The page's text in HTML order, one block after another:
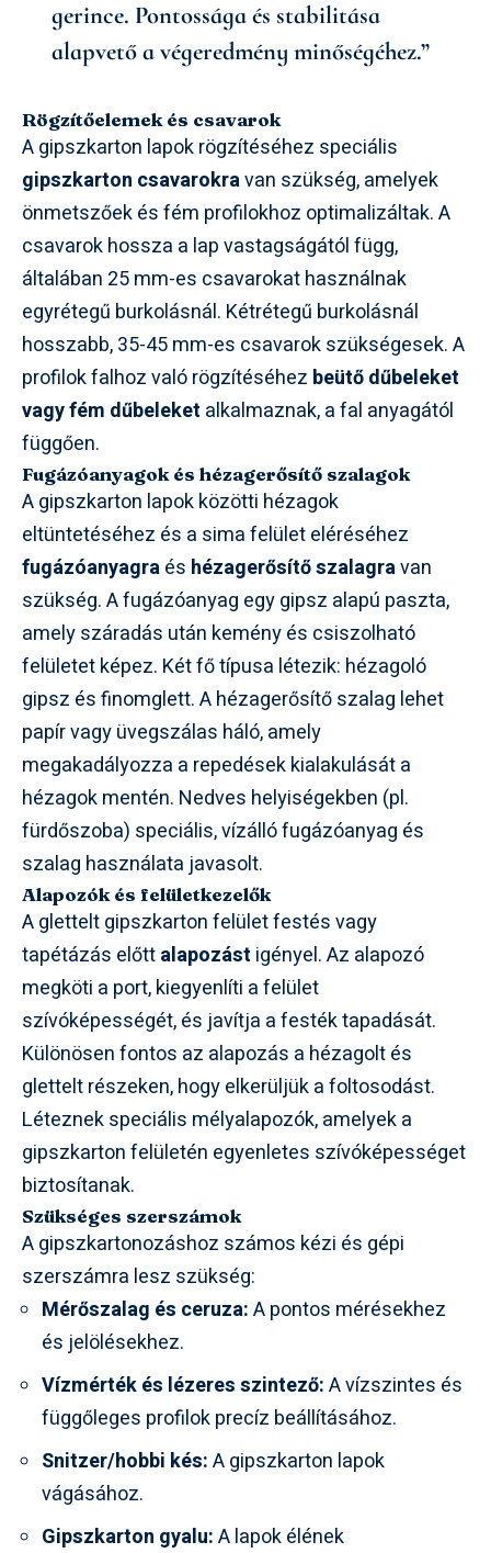
gerince. Pontossága és stabilitása
alapvető a végeredmény minőségéhez.”
Rögzítőelemek és csavarok
A gipszkarton lapok rögzítéséhez speciális
gipszkarton csavarokravan szükség, amelyek
önmetszőek és fém profilokhoz optimalizáltak. A
csavarok hossza a lap vastagságától függ,
általában 25 mm-es csavarokat használnak
egyrétegű burkolásnál. Kétrétegű burkolásnál
hosszabb, 35-45 mm-es csavarok szükségesek. A
profilok falhoz való rögzítéséhez beütő dűbeleket
vagy fém dűbeleket alkalmaznak, a fal anyagától
függően.
Fugázóanyagok és hézagerősítő szalagok
A gipszkarton lapok közötti hézagok
eltüntetéséhez és a sima felület eléréséhez
fugázóanyagraés hézagerősítő szalagravan
szükség. A fugázóanyag egy gipsz alapú paszta,
amely száradás után kemény és csiszolható
felületet képez. Két fő típusa létezik: hézagoló
gipsz és finomglett. A hézagerősítő szalag lehet
papír vagy üvegszálas háló, amely
megakadályozza a repedések kialakulását a
hézagok mentén. Nedves helyiségekben (pl.
fürdőszoba) speciális, vízálló fugázóanyag és
szalag használata javasolt.
Alapozók és felületkezelők
A glettelt gipszkarton felület festés vagy
tapétázás előttalapozást igényel. Az alapozó
megköti a port, kiegyenlíti a felület
szívóképességét, és javítja a festék tapadását.
Különösen fontos az alapozás a hézagolt és
glettelt részeken, hogy elkerüljük a foltosodást.
Léteznek speciális mélyalapozók, amelyek a
gipszkarton felületén egyenletes szívóképességet
biztosítanak.
Szükséges szerszámok
A gipszkartonozáshoz számos kézi és gépi
szerszámra lesz szükség:
Mérőszalag és ceruza:A pontos mérésekhez
és jelölésekhez.
Vízmérték és lézeres szintező:A vízszintes és
függőleges profilok precíz beállításához.
Snitzer/hobbi kés:A gipszkarton lapok
vágásához.
Gipszkarton gyalu:A lapok élének